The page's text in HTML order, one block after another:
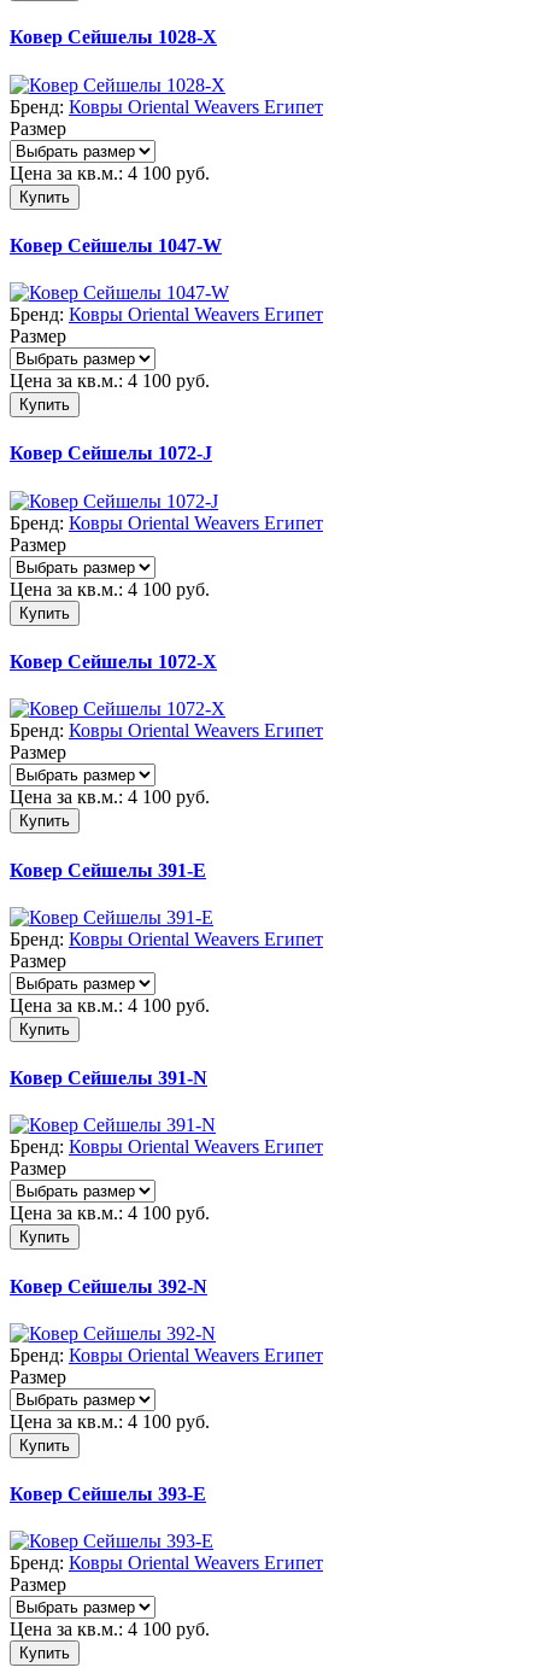
Ковер Сейшелы 1028-X
Бренд: Ковры Oriental Weavers Египет
Размер
Цена за кв.м.: 4 100 руб.
Купить
Ковер Сейшелы 1047-W
Бренд: Ковры Oriental Weavers Египет
Размер
Цена за кв.м.: 4 100 руб.
Купить
Ковер Сейшелы 1072-J
Бренд: Ковры Oriental Weavers Египет
Размер
Цена за кв.м.: 4 100 руб.
Купить
Ковер Сейшелы 1072-X
Бренд: Ковры Oriental Weavers Египет
Размер
Цена за кв.м.: 4 100 руб.
Купить
Ковер Сейшелы 391-E
Бренд: Ковры Oriental Weavers Египет
Размер
Цена за кв.м.: 4 100 руб.
Купить
Ковер Сейшелы 391-N
Бренд: Ковры Oriental Weavers Египет
Размер
Цена за кв.м.: 4 100 руб.
Купить
Ковер Сейшелы 392-N
Бренд: Ковры Oriental Weavers Египет
Размер
Цена за кв.м.: 4 100 руб.
Купить
Ковер Сейшелы 393-E
Бренд: Ковры Oriental Weavers Египет
Размер
Цена за кв.м.: 4 100 руб.
Купить